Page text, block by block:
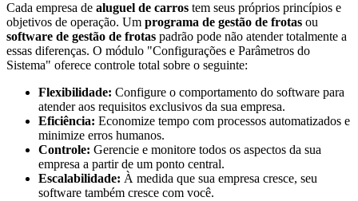
Cada empresa de aluguel de carros tem seus próprios princípios e
objetivos de operação. Um programa de gestão de frotas ou
software de gestão de frotas padrão pode não atender totalmente a
essas diferenças. O módulo "Configurações e Parâmetros do
Sistema" oferece controle total sobre o seguinte:
Flexibilidade: Configure o comportamento do software para
atender aos requisitos exclusivos da sua empresa.
Eficiência: Economize tempo com processos automatizados e
minimize erros humanos.
Controle: Gerencie e monitore todos os aspectos da sua
empresa a partir de um ponto central.
Escalabilidade: À medida que sua empresa cresce, seu
software também cresce com você.